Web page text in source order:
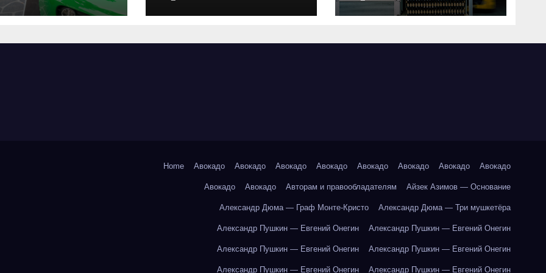
запчастей и
выполнения работ
критерии подбора
Home Авокадо Авокадо Авокадо Авокадо Авокадо Авокадо Авокадо Авокадо
Авокадо Авокадо Авторам и правообладателям Айзек Азимов — Основание
Александр Дюма — Граф Монте-Кристо Александр Дюма — Три мушкетёра
Александр Пушкин — Евгений Онегин Александр Пушкин — Евгений Онегин
Александр Пушкин — Евгений Онегин Александр Пушкин — Евгений Онегин
Александр Пушкин — Евгений Онегин Александр Пушкин — Евгений Онегин